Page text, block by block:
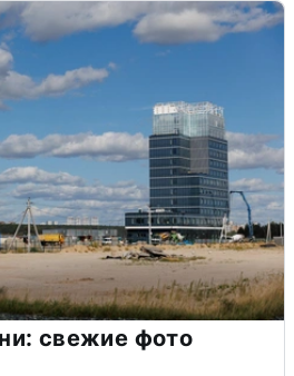
свежие фото